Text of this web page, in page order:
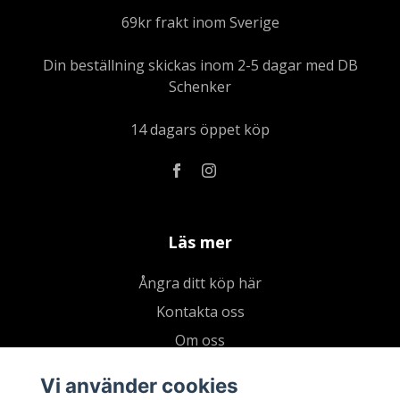
69kr frakt inom Sverige
Din beställning skickas inom 2-5 dagar med DB
Schenker
14 dagars öppet köp
Läs mer
Ångra ditt köp här
Kontakta oss
Om oss
Vi använder cookies